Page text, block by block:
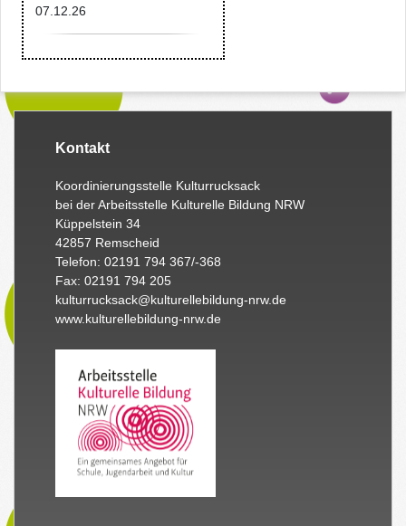
07.12.26
Kontakt
Koordinierungsstelle Kulturrucksack
bei der Arbeitsstelle Kulturelle Bildung NRW
Küppelstein 34
42857 Remscheid
Telefon: 02191 794 367/-368
Fax: 02191 794 205
kulturrucksack@kulturellebildung-nrw.de
www.kulturellebildung-nrw.de